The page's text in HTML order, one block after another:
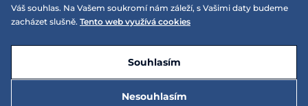
Reklamace
On-line katalogy
Dotace
EQS Rudná
EQS Praha 9 - Letňany
Nyní zavřeno ‧ otevřeno od 09:00, Čt
Váš souhlas. Na Vašem soukromí nám záleží, s Vašimi daty budeme
zacházet slušně. Tento web využívá cookies
Nesouhlasím
Souhlasím